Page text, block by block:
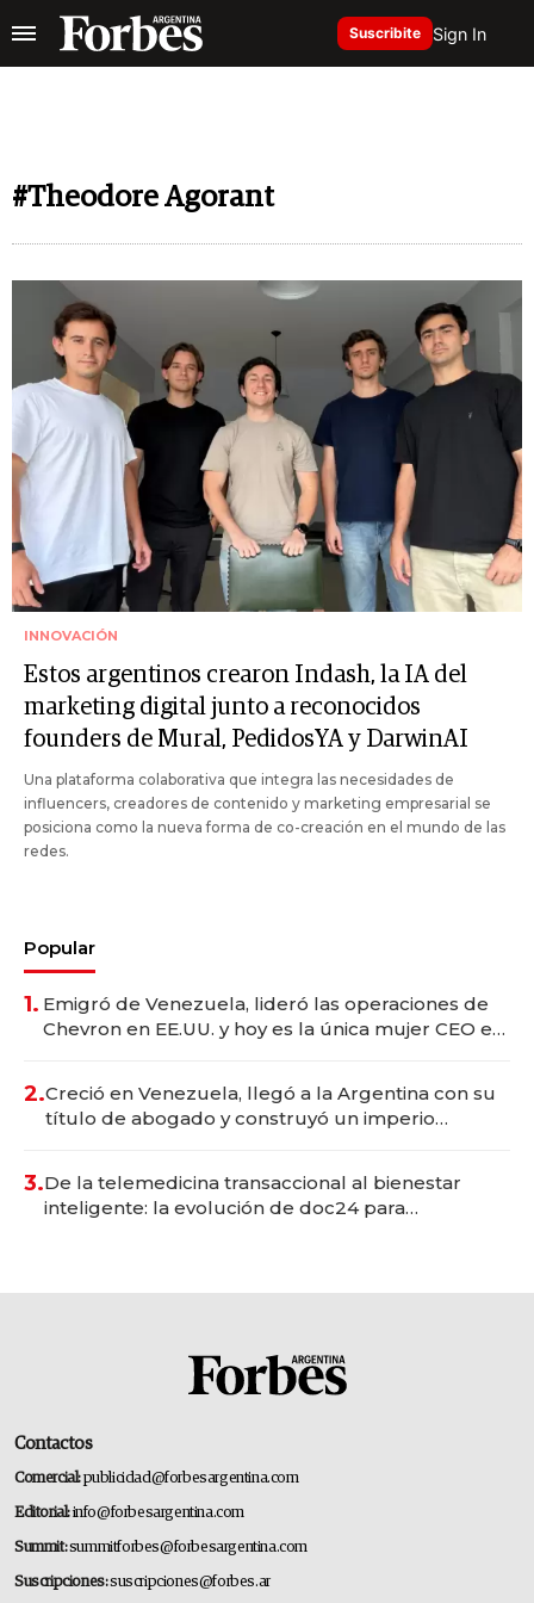
Suscribite Sign In
#Theodore Agorant
INNOVACIÓN
Estos argentinos crearon Indash, la IA del
marketing digital junto a reconocidos
founders de Mural, PedidosYA y DarwinAI
Una plataforma colaborativa que integra las necesidades de
influencers, creadores de contenido y marketing empresarial se
posiciona como la nueva forma de co-creación en el mundo de las
redes.
Popular
1. Emigró de Venezuela, lideró las operaciones de
Chevron en EE.UU. y hoy es la única mujer CEO en
2.Creció en Venezuela, llegó a la Argentina con su
título de abogado y construyó un imperio
3.De la telemedicina transaccional al bienestar
inteligente: la evolución de doc24 para
Contactos
Comercial:publicidad@forbesargentina.com
Editorial:info@forbesargentina.com
Summit:summitforbes@forbesargentina.com
Suscripciones:suscripciones@forbes.ar